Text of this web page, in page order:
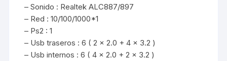
– Sonido : Realtek ALC887/897
– Red : 10/100/1000*1
– Ps2 : 1
– Usb traseros : 6 ( 2 x 2.0 + 4 x 3.2 )
– Usb internos : 6 ( 4 x 2.0 + 2 x 3.2 )